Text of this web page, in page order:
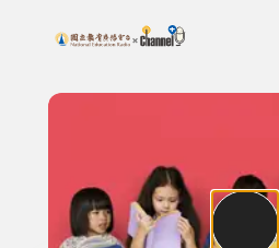
上方功能區塊
搜尋關鍵字：可輸入節目名稱